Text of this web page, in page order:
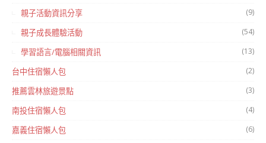
親子活動資訊分享 (9)
親子成長體驗活動 (54)
學習語言/電腦相關資訊 (13)
台中住宿懶人包 (2)
推薦雲林旅遊景點 (3)
南投住宿懶人包 (4)
嘉義住宿懶人包 (6)